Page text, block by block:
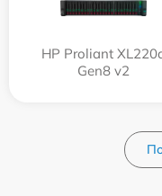
HP Proliant
Gen8 v2